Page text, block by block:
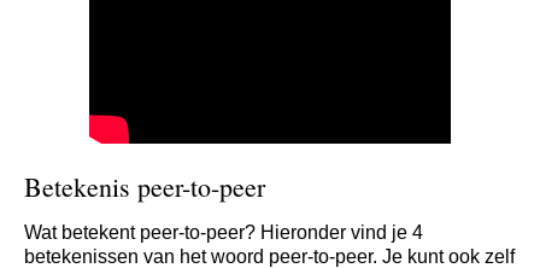
Betekenis peer-to-peer
Wat betekent peer-to-peer? Hieronder vind je 4
betekenissen van het woord peer-to-peer. Je kunt ook zelf